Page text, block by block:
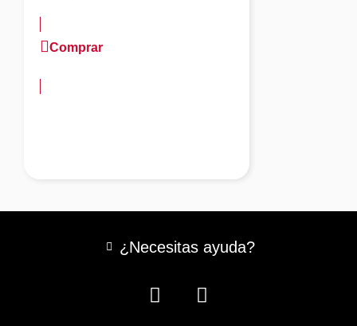
Comprar
¿Necesitas ayuda?